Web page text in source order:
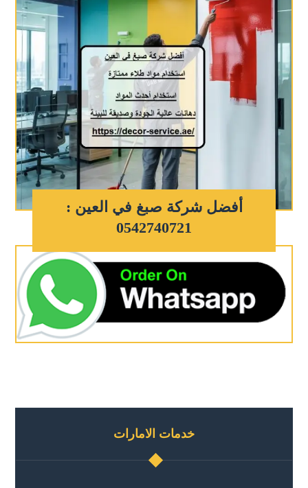
أفضل شركة صبغ في العين :
0542740721
خدمات الامارات